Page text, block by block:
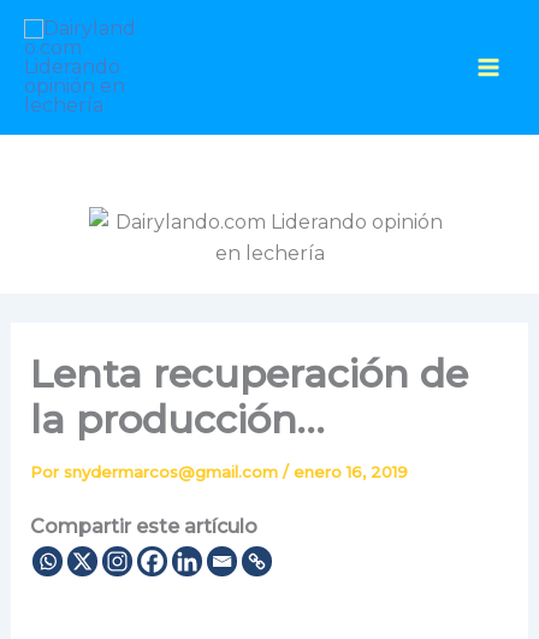
contenido
Lenta recuperación de
la producción…
Por snydermarcos@gmail.com /enero 16, 2019
Compartir este artículo